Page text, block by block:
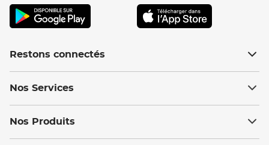
Restons connectés
Nos Services
Nos Produits